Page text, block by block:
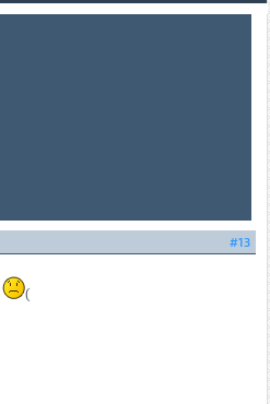
#13
(